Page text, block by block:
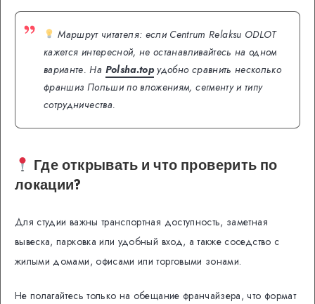
Маршрут читателя: если Centrum Relaksu ODLOT
кажется интересной, не останавливайтесь на одном
варианте. На Polsha.topудобно сравнить несколько
франшиз Польши по вложениям, сегменту и типу
сотрудничества.
Где открывать и что проверить по
локации?
Для студии важны транспортная доступность, заметная
вывеска, парковка или удобный вход, а также соседство с
жилыми домами, офисами или торговыми зонами.
Не полагайтесь только на обещание франчайзера, что формат